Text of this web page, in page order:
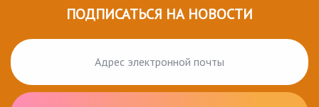
ПОДПИСАТЬСЯ НА НОВОСТИ